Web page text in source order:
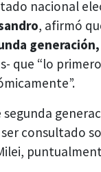
nacional
, afirmó
que “lo
ser consultado